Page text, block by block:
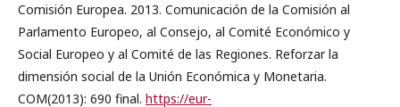
Comisión Europea. 2013. Comunicación de la Comisión al
Parlamento Europeo, al Consejo, al Comité Económico y
Social Europeo y al Comité de las Regiones. Reforzar la
dimensión social de la Unión Económica y Monetaria.
COM(2013): 690 final. https://eur-